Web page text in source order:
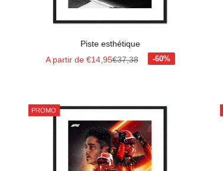
Piste esthétique
Prix de vente
A partir de €14,95Prix normal
€37,38
PROMO